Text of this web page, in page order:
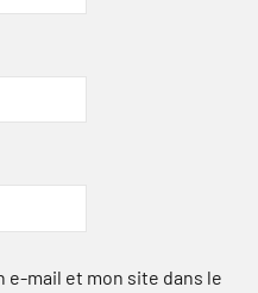
e-mail et mon site dans le